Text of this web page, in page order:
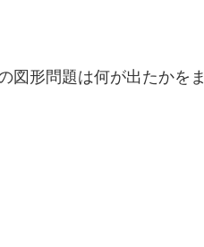
図形問題は何が出たかをま